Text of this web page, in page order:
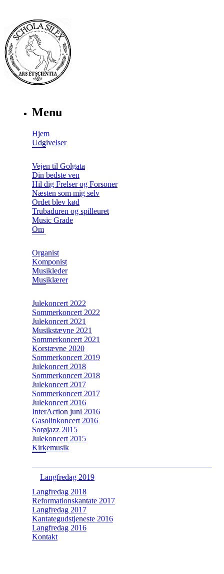
Menu
Hjem
Udgivelser
Vejen til Golgata
Din bedste ven
Hil dig Frelser og Forsoner
Næsten som mig selv
Ordet blev kød
Trubaduren og spilleuret
Music Grade
Om
Organist
Komponist
Musikleder
Musiklærer
Julekoncert 2022
Sommerkoncert 2022
Julekoncert 2021
Musikstævne 2021
Sommerkoncert 2021
Korstævne 2020
Sommerkoncert 2019
Julekoncert 2018
Sommerkoncert 2018
Julekoncert 2017
Sommerkoncert 2017
Julekoncert 2016
InterAction juni 2016
Gasolinkoncert 2016
Sorøjazz 2015
Julekoncert 2015
Kirkemusik
Langfredag 2019
Langfredag 2018
Reformationskantate 2017
Langfredag 2017
Kantategudstjeneste 2016
Langfredag 2016
Kontakt